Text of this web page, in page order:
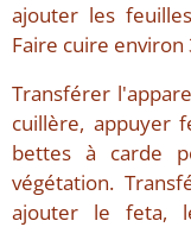
ajouter les
Faire cuire
Transférer
cuillère, appuyer
bettes à carde
végétation.
ajouter le feta,